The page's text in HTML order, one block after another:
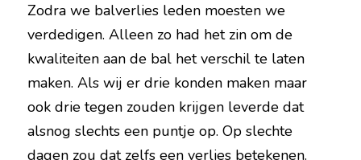
Zodra we balverlies leden moesten we
verdedigen. Alleen zo had het zin om de
kwaliteiten aan de bal het verschil te laten
maken. Als wij er drie konden maken maar
ook drie tegen zouden krijgen leverde dat
alsnog slechts een puntje op. Op slechte
dagen zou dat zelfs een verlies betekenen.